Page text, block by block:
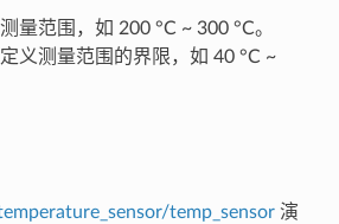
量范围，如 200 °C ~ 300 °C。
义测量范围的界限，如 40 °C ~
temp_sensor演